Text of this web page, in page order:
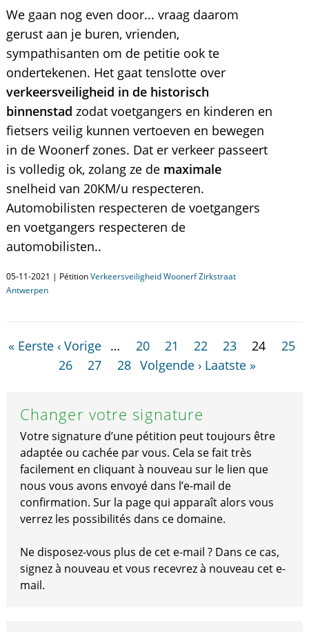
We gaan nog even door... vraag daarom
gerust aan je buren, vrienden,
sympathisanten om de petitie ook te
ondertekenen. Het gaat tenslotte over
verkeersveiligheid in de historisch
binnenstad zodat voetgangers en kinderen en
fietsers veilig kunnen vertoeven en bewegen
in de Woonerf zones. Dat er verkeer passeert
is volledig ok, zolang ze de maximale
snelheid van 20KM/u respecteren.
Automobilisten respecteren de voetgangers
en voetgangers respecteren de
automobilisten..
05-11-2021 | PétitionVerkeersveiligheid Woonerf Zirkstraat
Antwerpen
« Eerste ‹ Vorige … 20 21 22 23 24
25
26
27 28 Volgende › Laatste »
Changer votre signature
Votre signature d’une pétition peut toujours être
adaptée ou cachée par vous. Cela se fait très
facilement en cliquant à nouveau sur le lien que
nous vous avons envoyé dans l’e-mail de
confirmation. Sur la page qui apparaît alors vous
verrez les possibilités dans ce domaine.
Ne disposez-vous plus de cet e-mail ? Dans ce cas,
signez à nouveau et vous recevrez à nouveau cet e-
mail.